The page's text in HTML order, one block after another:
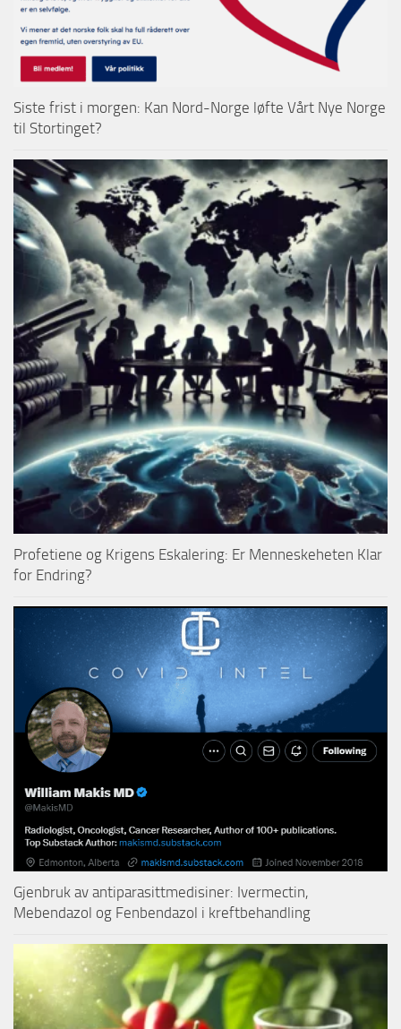
Siste frist i morgen: Kan Nord-Norge løfte Vårt Nye Norge
til Stortinget?
Profetiene og Krigens Eskalering: Er Menneskeheten Klar
for Endring?
Gjenbruk av antiparasittmedisiner: Ivermectin,
Mebendazol og Fenbendazol i kreftbehandling